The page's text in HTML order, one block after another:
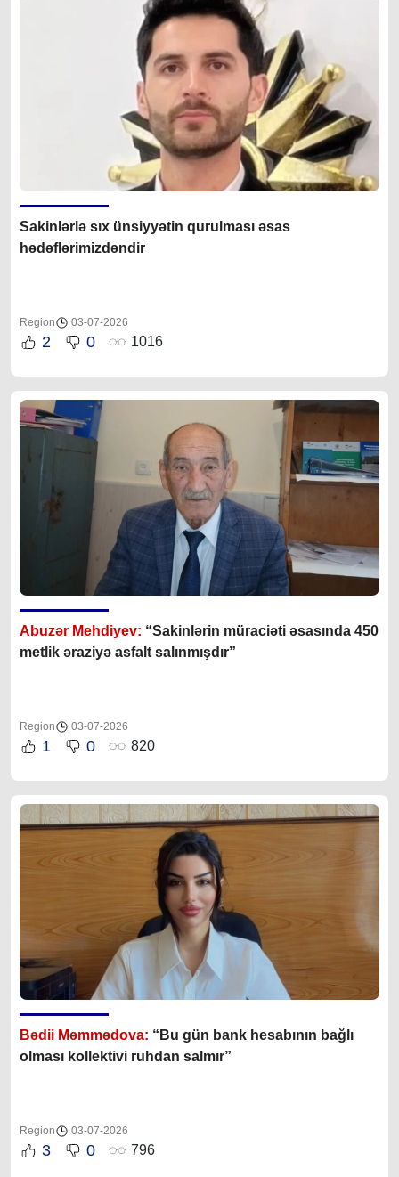
Sakinlərlə sıx ünsiyyətin qurulması əsas
hədəflərimizdəndir
Region 03-07-2026
2 0 1016
Abuzər Mehdiyev: “Sakinlərin müraciəti əsasında 450
metlik əraziyə asfalt salınmışdır”
Region 03-07-2026
1 0 820
Bədii Məmmədova: “Bu gün bank hesabının bağlı
olması kollektivi ruhdan salmır”
Region 03-07-2026
3 0 796